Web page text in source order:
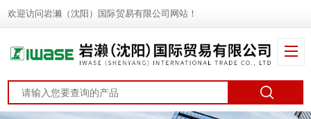
欢迎访问岩濑（沈阳）国际贸易有限公司网站！